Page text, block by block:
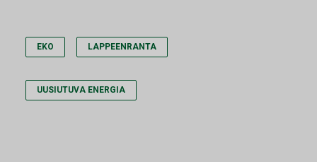
EKO LAPPEENRANTA
UUSIUTUVA ENERGIA